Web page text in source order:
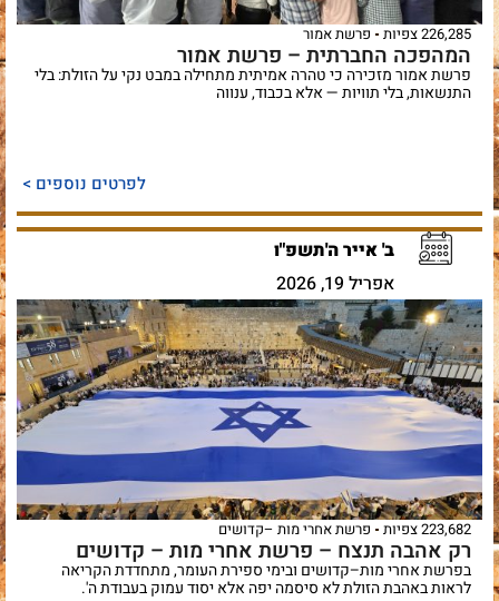
226,285 צפיות פרשת אמור
המהפכה החברתית – פרשת אמור
פרשת אמור מזכירה כי טהרה אמיתית מתחילה במבט נקי על הזולת: בלי
התנשאות, בלי תוויות — אלא בכבוד, ענווה
לפרטים נוספים >
ב' אייר ה'תשפ"ו
אפריל 19, 2026
223,682 צפיות פרשת אחרי מות –קדושים
רק אהבה תנצח – פרשת אחרי מות – קדושים
בפרשת אחרי מות–קדושים ובימי ספירת העומר, מתחדדת הקריאה
לראות באהבת הזולת לא סיסמה יפה אלא יסוד עמוק בעבודת ה'.